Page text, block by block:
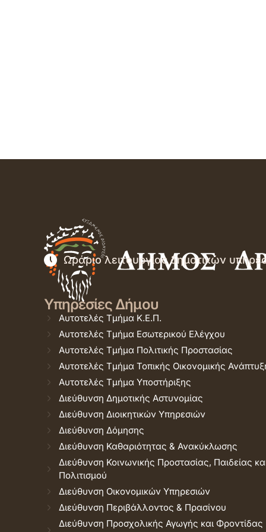
Ωράριο λειτουργίας δημοτικών
Υπηρεσίες Δήμου
Αυτοτελές Τμήμα Κ.Ε.Π.
Αυτοτελές Τμήμα Εσωτερικού Ελέγχου
Αυτοτελές Τμήμα Πολιτικής Προστασίας
Αυτοτελές Τμήμα Τοπικής Οικονομικής
Αυτοτελές Τμήμα Υποστήριξης
Διεύθυνση Δημοτικής Αστυνομίας
Διεύθυνση Διοικητικών Υπηρεσιών
Διεύθυνση Δόμησης
Διεύθυνση Καθαριότητας & Ανακύκλωσης
Διεύθυνση Κοινωνικής Προστασίας, Παιδείας
Πολιτισμού
Διεύθυνση Οικονομικών Υπηρεσιών
Διεύθυνση Περιβάλλοντος & Πρασίνου
Διεύθυνση Προσχολικής Αγωγής και Φροντίδας